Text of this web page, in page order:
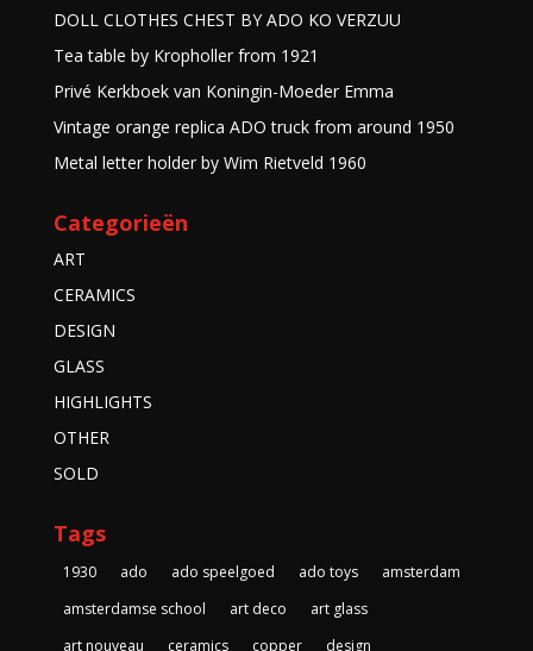
DOLL CLOTHES CHEST BY ADO KO VERZUU
Tea table by Kropholler from 1921
Privé Kerkboek van Koningin-Moeder Emma
Vintage orange replica ADO truck from around 1950
Metal letter holder by Wim Rietveld 1960
Categorieën
ART
CERAMICS
DESIGN
GLASS
HIGHLIGHTS
OTHER
SOLD
Tags
1930 ado ado speelgoed ado toys
amsterdam
amsterdamse school
art deco
art glass
art nouveau
ceramics copper design